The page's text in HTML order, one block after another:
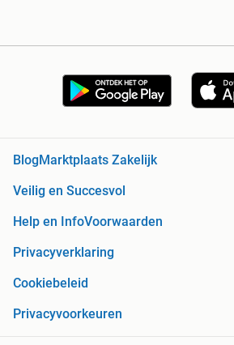
Blog Marktplaats Zakelijk
Veilig en Succesvol
Help en InfoVoorwaarden
Privacyverklaring
Cookiebeleid
Privacyvoorkeuren